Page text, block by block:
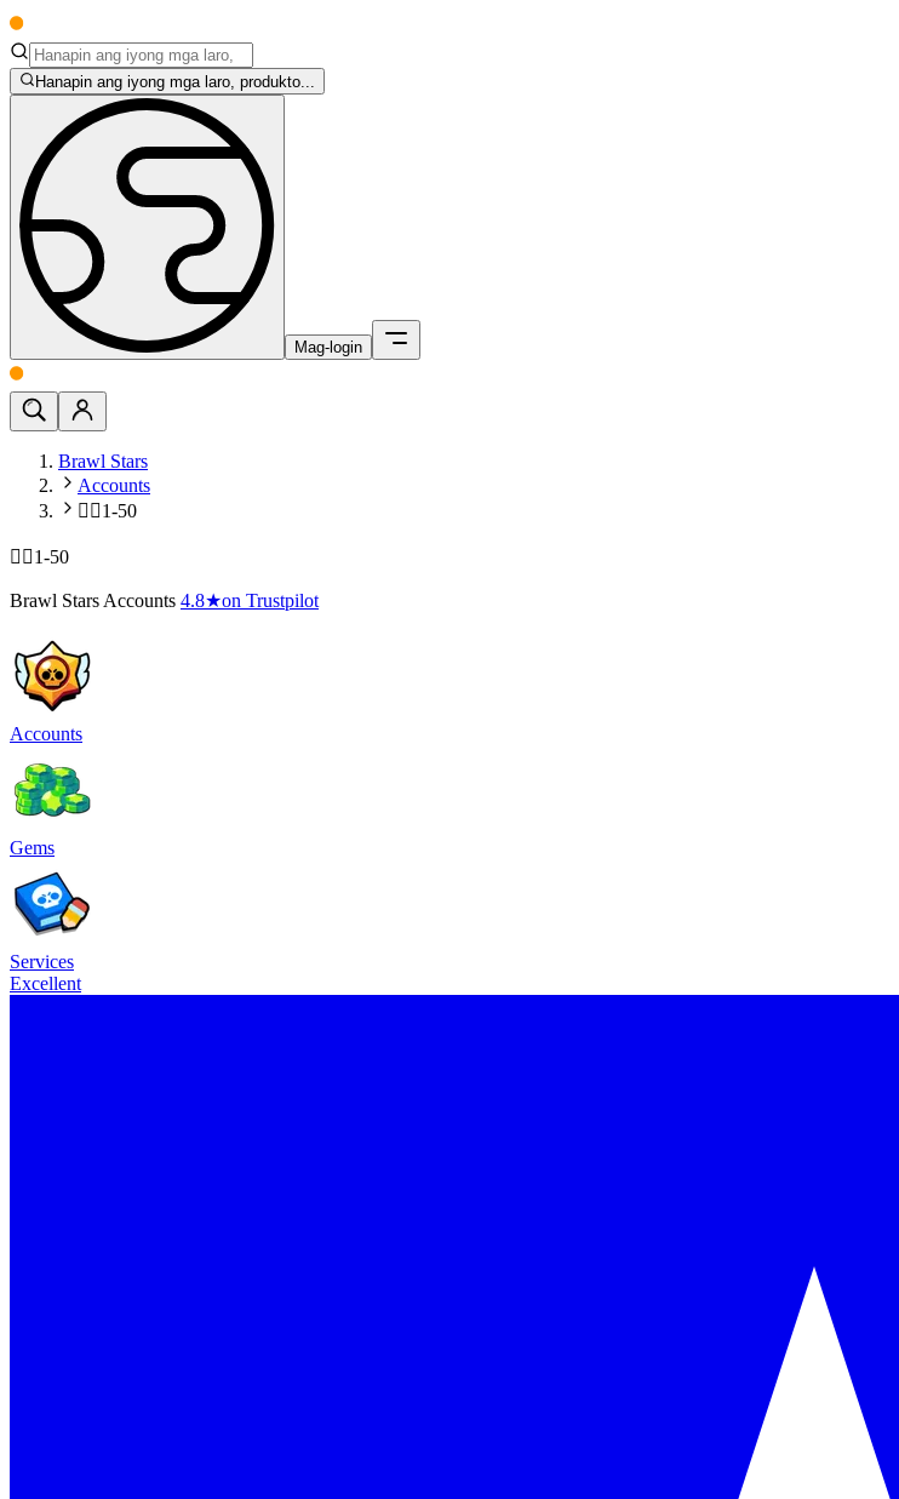
Hanapin ang iyong mga laro, produkto...
Mag-login
Brawl Stars
Accounts
🧍‍♂️1-50
🧍‍♂️1-50
Brawl Stars Accounts 4.8★on Trustpilot
Accounts
Gems
Services
Excellent